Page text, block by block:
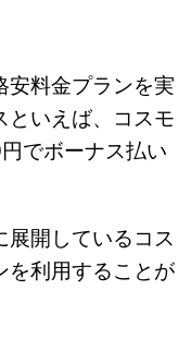
安料金プランを実
といえば、コスモ
でボーナス払い
展開しているコス
を利用することが